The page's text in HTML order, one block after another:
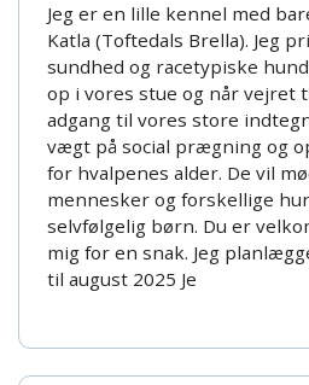
Jeg er en lille kennel med
Katla (Toftedals Brella). Jeg
sundhed og racetypiske
op i vores stue og når vejret
adgang til vores store
vægt på social prægning og
for hvalpenes alder. De vil
mennesker og forskellige
selvfølgelig børn. Du er
mig for en snak. Jeg
til august 2025 Je